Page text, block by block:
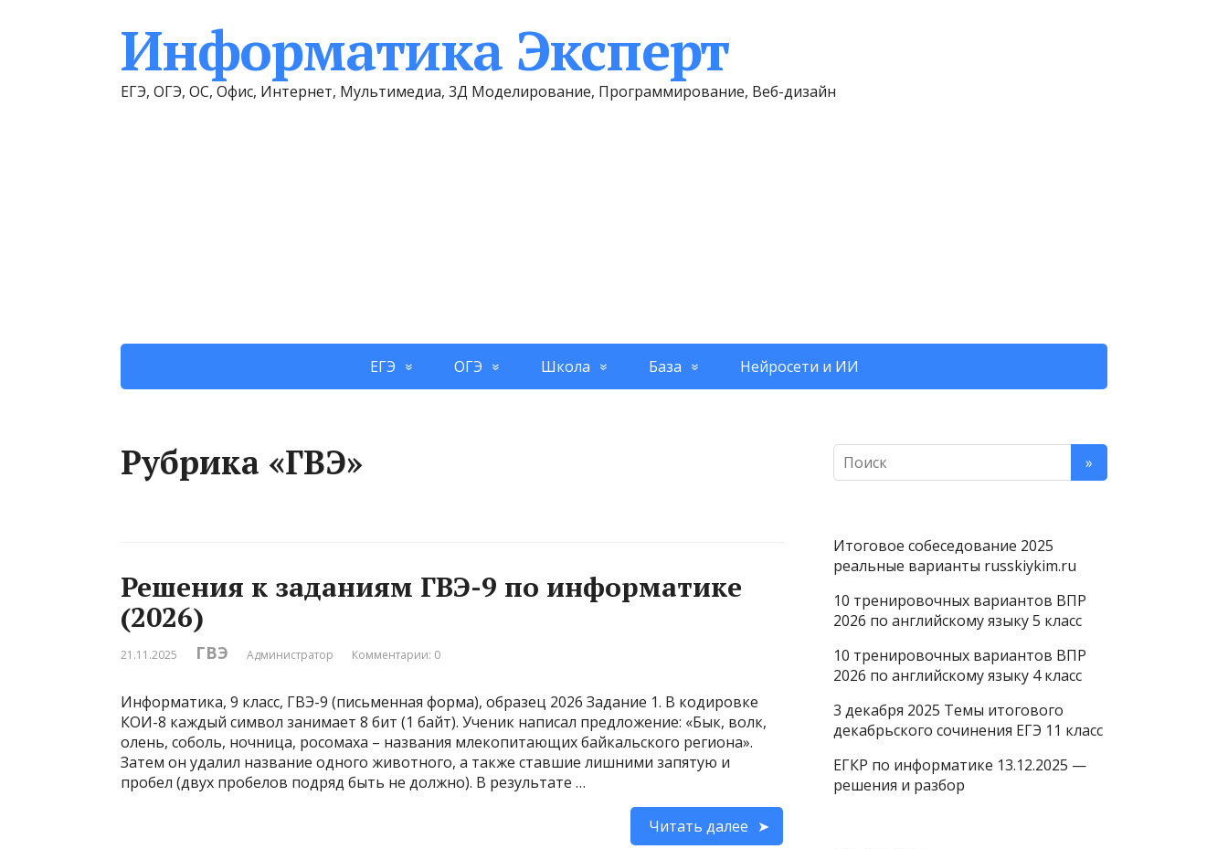
Информатика Эксперт
ЕГЭ, ОГЭ, ОС, Офис, Интернет, Мультимедиа, 3Д Моделирование, Программирование, Веб-дизайн
ЕГЭ ОГЭ Школа База Нейросети и ИИ
Рубрика «ГВЭ»
Решения к заданиям ГВЭ-9 по информатике
(2026)
21.11.2025 ГВЭ Администратор Комментарии: 0
Информатика, 9 класс, ГВЭ-9 (письменная форма), образец 2026 Задание 1. В кодировке
КОИ-8 каждый символ занимает 8 бит (1 байт). Ученик написал предложение: «Бык, волк,
олень, соболь, ночница, росомаха – названия млекопитающих байкальского региона».
Затем он удалил название одного животного, а также ставшие лишними запятую и
пробел (двух пробелов подряд быть не должно). В результате …
Читать далее
Итоговое собеседование 2025
реальные варианты russkiykim.ru
10 тренировочных вариантов ВПР
2026 по английскому языку 5 класс
10 тренировочных вариантов ВПР
2026 по английскому языку 4 класс
3 декабря 2025 Темы итогового
декабрьского сочинения ЕГЭ 11 класс
ЕГКР по информатике 13.12.2025 —
решения и разбор